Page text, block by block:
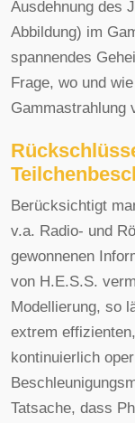
Ausdehnung des
Abbildung) im
spannendes
Frage, wo und
Gammastrahlung
Berücksichtigt
v.a. Radio- und
gewonnenen
von H.E.S.S.
Modellierung, so
extrem
kontinuierlich
Tatsache, dass